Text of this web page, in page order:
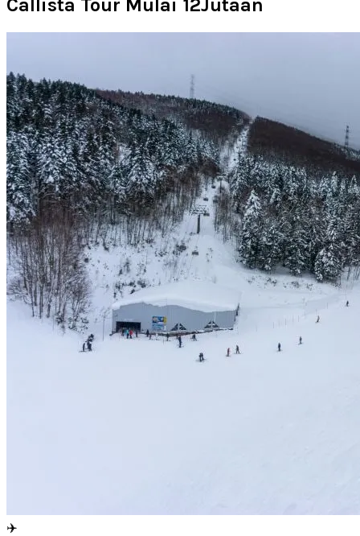
Callista Tour Mulai 12Jutaan
✈️